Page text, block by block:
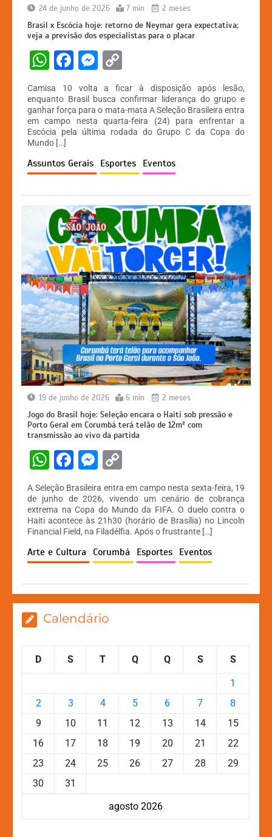
24 de junho de 2026 7 min 2 meses
Brasil x Escócia hoje: retorno de Neymar gera expectativa;
veja a previsão dos especialistas para o placar
W
at
s
A
p
p
F
c
e
b
o
o
k
M
s
s
e
n
g
er
p
y
Li
n
k
Camisa 10 volta a ficar à disposição após lesão,
enquanto Brasil busca confirmar liderança do grupo e
ganhar força para o mata-mata A Seleção Brasileira entra
em campo nesta quarta-feira (24) para enfrentar a
Escócia pela última rodada do Grupo C da Copa do
Mundo […]
Assuntos Gerais Esportes Eventos
19 de junho de 2026 6 min 2 meses
Jogo do Brasil hoje: Seleção encara o Haiti sob pressão e
Porto Geral em Corumbá terá telão de 12m² com
transmissão ao vivo da partida
W
h
at
s
A
p
F
c
e
b
o
k
M
s
s
e
n
er
p
y
Li
n
A Seleção Brasileira entra em campo nesta sexta-feira, 19
de junho de 2026, vivendo um cenário de cobrança
extrema na Copa do Mundo da FIFA. O duelo contra o
Haiti acontece às 21h30 (horário de Brasília) no Lincoln
Financial Field, na Filadélfia. Após o frustrante […]
Arte e Cultura Corumbá Esportes Eventos
Calendário
agosto 2026
D S T Q Q S S
1
2
3 4 5 6 7
8
9
10 11 12 13 14
15
16
17 18 19 20 21
22
23
24 25 26 27 28
29
30
31